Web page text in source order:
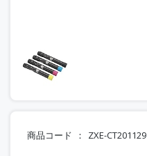
商品コード ZXE-CT201129